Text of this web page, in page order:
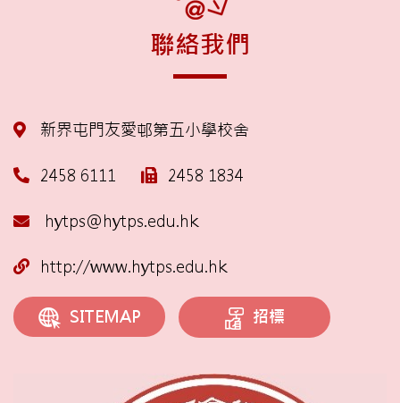
聯絡我們
新界屯門友愛邨第五小學校舍
2458 6111 2458 1834
hytps@hytps.edu.hk
http://www.hytps.edu.hk
SITEMAP 招標